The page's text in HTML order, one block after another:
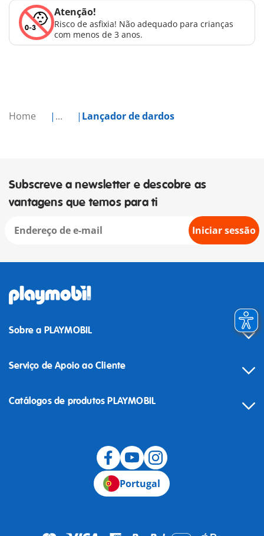
Home ... Lançador de dardos
Atenção!
Risco de asfixia! Não adequado para crianças
com menos de 3 anos.
Subscreve a newsletter e descobre as
vantagens que temos para ti
Iniciar sessão
Sobre a PLAYMOBIL
Serviço de Apoio ao Cliente
Catálogos de produtos PLAYMOBIL
Portugal